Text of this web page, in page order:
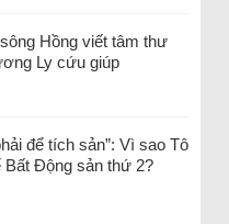
Hồng viết tâm thư
Ly cứu giúp
để tích sản”: Vì sao Tô
Bất Động sản thứ 2?